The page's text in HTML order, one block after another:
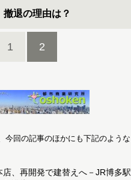
撤退の理由は？
1 2
今回の記事のほかにも下記のような
、再開発で建替えへ－JR博多駅